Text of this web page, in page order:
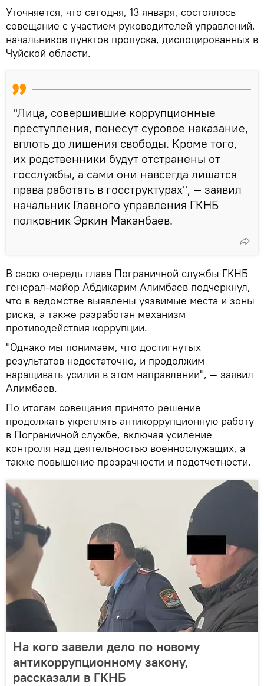
Уточняется, что сегодня, 13 января, состоялось
совещание с участием руководителей управлений,
начальников пунктов пропуска, дислоцированных в
Чуйской области.
"Лица, совершившие коррупционные
преступления, понесут суровое наказание,
вплоть до лишения свободы. Кроме того,
их родственники будут отстранены от
госслужбы, а сами они навсегда лишатся
права работать в госструктурах", — заявил
начальник Главного управления ГКНБ
полковник Эркин Маканбаев.
В свою очередь глава Пограничной службы ГКНБ
генерал-майор Абдикарим Алимбаев подчеркнул,
что в ведомстве выявлены уязвимые места и зоны
риска, а также разработан механизм
противодействия коррупции.
"Однако мы понимаем, что достигнутых
результатов недостаточно, и продолжим
наращивать усилия в этом направлении", — заявил
Алимбаев.
По итогам совещания принято решение
продолжать укреплять антикоррупционную работу
в Пограничной службе, включая усиление
контроля над деятельностью военнослужащих, а
также повышение прозрачности и подотчетности.
На кого завели дело по новому
антикоррупционному закону,
рассказали в ГКНБ